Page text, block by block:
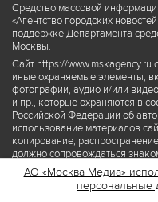
Средство массовой
«Агентство городских
поддержке Департамента
Москвы.
Сайт https://www.mskagency.ru
иные охраняемые элементы,
фотографии, аудио и/или
и пр., которые охраняются в
Российской Федерации об
использование материалов
копирование,
должно сопровождаться
правообладателя © АО
www.mskagency.ru как на
материалов сайта
АО «Москва Медиа»
персональные